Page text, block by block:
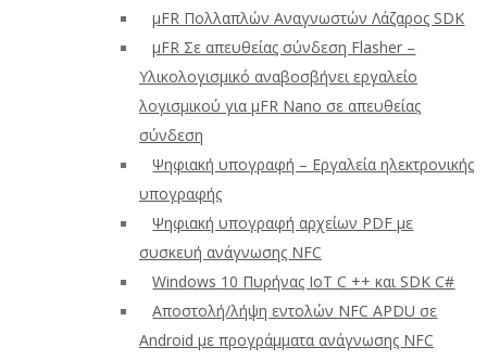
μFR Πολλαπλών Αναγνωστών Λάζαρος SDK
μFR Σε απευθείας σύνδεση Flasher –
Υλικολογισμικό αναβοσβήνει εργαλείο
λογισμικού για μFR Nano σε απευθείας
σύνδεση
Ψηφιακή υπογραφή – Εργαλεία ηλεκτρονικής
υπογραφής
Ψηφιακή υπογραφή αρχείων PDF με
συσκευή ανάγνωσης NFC
Windows 10 Πυρήνας IoT C ++ και SDK C#
Αποστολή/λήψη εντολών NFC APDU σε
Android με προγράμματα ανάγνωσης NFC